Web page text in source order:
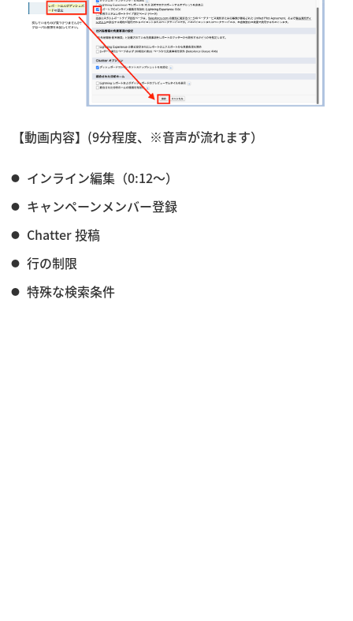
【動画内容】(9分程度、※音声が流れます）
インライン編集（0:12〜）
キャンペーンメンバー登録
Chatter 投稿
行の制限
特殊な検索条件